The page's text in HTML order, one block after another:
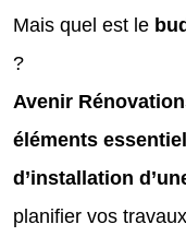
Mais quel est le
?
Avenir
éléments
d’installation
planifier vos